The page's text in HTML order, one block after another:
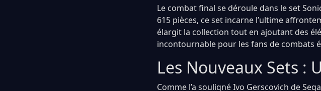
Le combat final se déroule dans le set
615 pièces, ce set incarne l’ultime
élargit la collection tout en ajoutant des
incontournable pour les fans de combats
Les Nouveaux Sets :
Comme l’a souligné Ivo Gerscovich de